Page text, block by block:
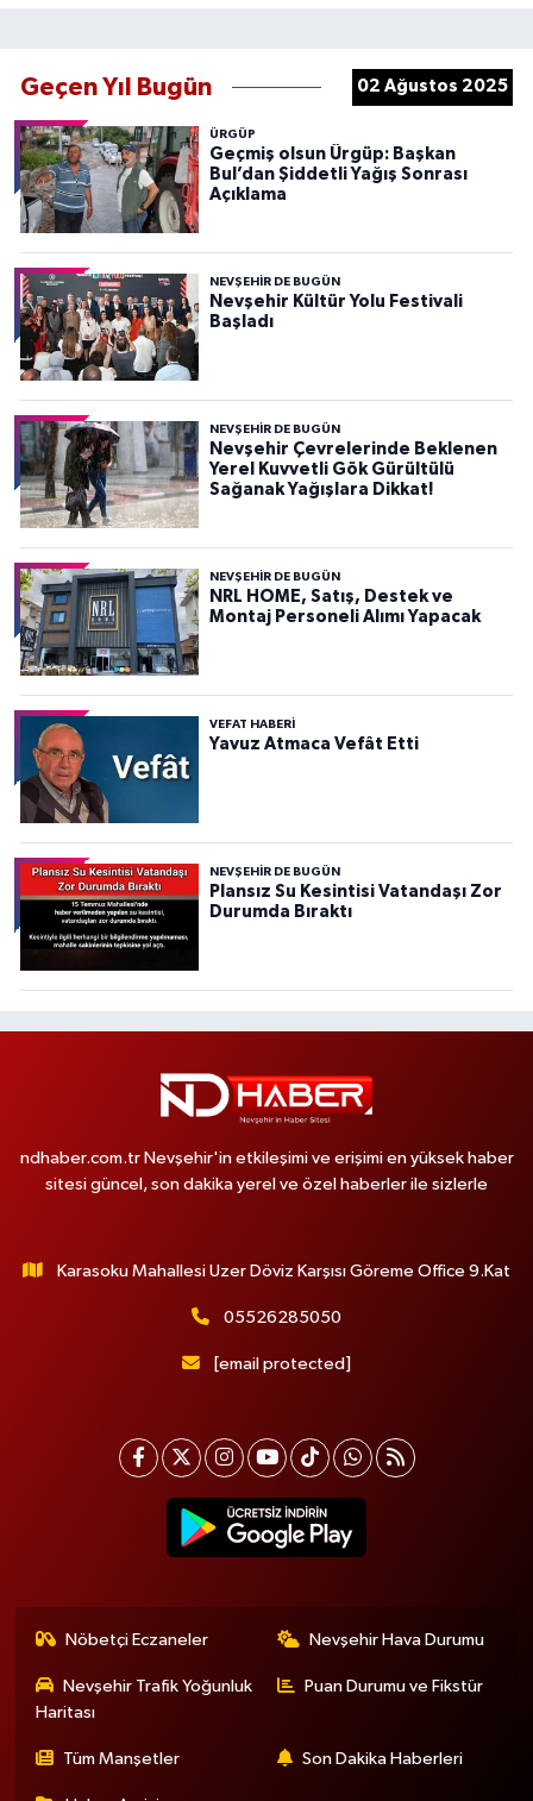
Geçen Yıl Bugün 02 Ağustos 2025
ÜRGÜP
Geçmiş olsun Ürgüp: Başkan
Bul’dan Şiddetli Yağış Sonrası
Açıklama
NEVŞEHIR DE BUGÜN
Nevşehir Kültür Yolu Festivali
Başladı
NEVŞEHIR DE BUGÜN
Nevşehir Çevrelerinde Beklenen
Yerel Kuvvetli Gök Gürültülü
Sağanak Yağışlara Dikkat!
NEVŞEHIR DE BUGÜN
NRL HOME, Satış, Destek ve
Montaj Personeli Alımı Yapacak
VEFAT HABERI
Yavuz Atmaca Vefât Etti
NEVŞEHIR DE BUGÜN
Plansız Su Kesintisi Vatandaşı Zor
Durumda Bıraktı
ndhaber.com.tr Nevşehir'in etkileşimi ve erişimi en yüksek haber
sitesi güncel, son dakika yerel ve özel haberler ile sizlerle
Karasoku Mahallesi Uzer Döviz Karşısı Göreme Office 9.Kat
05526285050
[email protected]
Nöbetçi Eczaneler Nevşehir Hava Durumu
Nevşehir Trafik Yoğunluk
Haritası
Puan Durumu ve Fikstür
Tüm Manşetler Son Dakika Haberleri